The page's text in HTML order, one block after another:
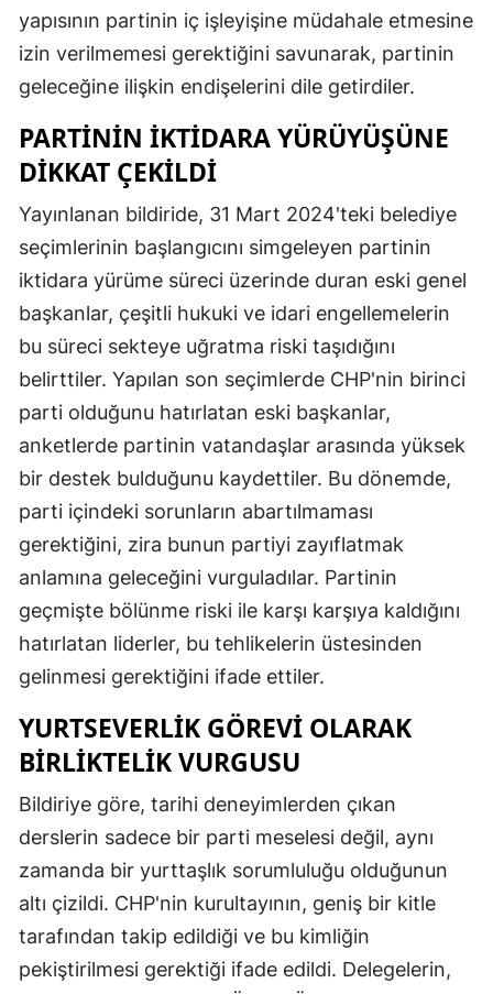
yapısının partinin iç işleyişine müdahale etmesine
izin verilmemesi gerektiğini savunarak, partinin
geleceğine ilişkin endişelerini dile getirdiler.
PARTININ İKTIDARA YÜRÜYÜŞÜNE
DIKKAT ÇEKILDI
Yayınlanan bildiride, 31 Mart 2024'teki belediye
seçimlerinin başlangıcını simgeleyen partinin
iktidara yürüme süreci üzerinde duran eski genel
başkanlar, çeşitli hukuki ve idari engellemelerin
bu süreci sekteye uğratma riski taşıdığını
belirttiler. Yapılan son seçimlerde CHP'nin birinci
parti olduğunu hatırlatan eski başkanlar,
anketlerde partinin vatandaşlar arasında yüksek
bir destek bulduğunu kaydettiler. Bu dönemde,
parti içindeki sorunların abartılmaması
gerektiğini, zira bunun partiyi zayıflatmak
anlamına geleceğini vurguladılar. Partinin
geçmişte bölünme riski ile karşı karşıya kaldığını
hatırlatan liderler, bu tehlikelerin üstesinden
gelinmesi gerektiğini ifade ettiler.
YURTSEVERLIK GÖREVI OLARAK
BIRLIKTELIK VURGUSU
Bildiriye göre, tarihi deneyimlerden çıkan
derslerin sadece bir parti meselesi değil, aynı
zamanda bir yurttaşlık sorumluluğu olduğunun
altı çizildi. CHP'nin kurultayının, geniş bir kitle
tarafından takip edildiği ve bu kimliğin
pekiştirilmesi gerektiği ifade edildi. Delegelerin,